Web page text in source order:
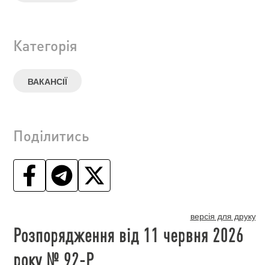
Категорія
ВАКАНСІЇ
Поділитись
версія для друку
Розпорядження від 11 червня 2026
року № 92-Р